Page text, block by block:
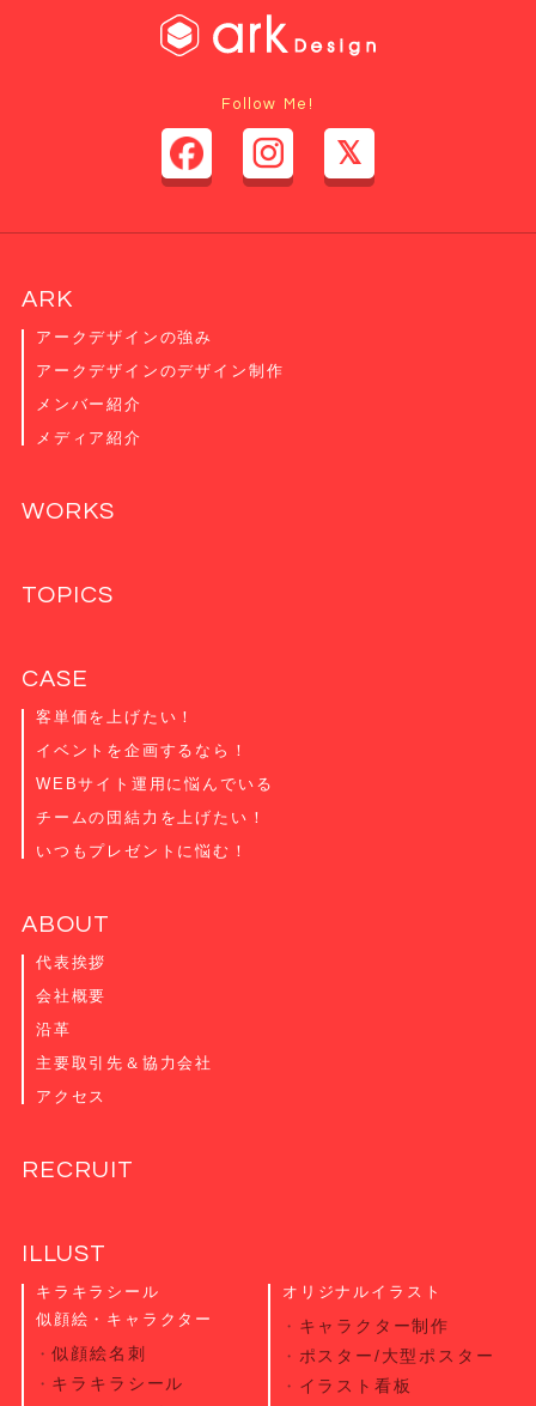
Follow Me!
ARK
アークデザインの強み
アークデザインのデザイン制作
メンバー紹介
メディア紹介
WORKS
TOPICS
CASE
客単価を上げたい！
イベントを企画するなら！
WEBサイト運用に悩んでいる
チームの団結力を上げたい！
いつもプレゼントに悩む！
ABOUT
代表挨拶
会社概要
沿革
主要取引先＆協力会社
アクセス
RECRUIT
ILLUST
キラキラシール
似顔絵・キャラクター
似顔絵名刺
キラキラシール
オリジナルイラスト
キャラクター制作
ポスター/大型ポスター
イラスト看板